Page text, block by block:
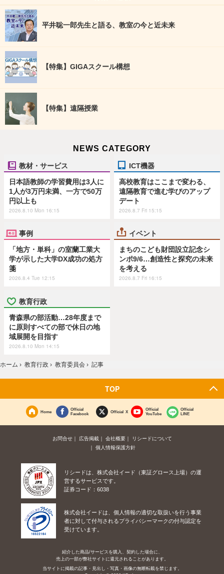
平井聡一郎先生と語る、教室の今と近未来
【特集】GIGAスクール構想
【特集】遠隔授業
NEWS CATEGORY
教材・サービス
日本語教師の学習費用は3人に
1人が3万円未満、一方で50万
円以上も
2026.8.10 Mon 16:15
ICT機器
高校教育はここまで変わる、
遠隔教育で進む学びのアップ
デート
2026.8.7 Fri 15:15
事例
「地方・単科」の室蘭工業大
学が示した大学DX成功の処方
箋
2026.8.4 Tue 12:15
イベント
まちのこども財団設立記念シ
ンポ9/6…創造性と探究の未来
を考える
2026.8.7 Fri 16:15
教育行政
青森県の部活動…28年度まで
に原則すべての部で休日の地
域展開を目指す
2026.8.10 Mon 14:15
ホーム › 教育行政 › 教育委員会 › 記事
TOP
Home
Official
Facebook
Official X
Official
YouTube
Official
LINE
お問合せ 広告掲載 会社概要
リシードについて
個人情報保護方針
リシードは、株式会社イード（東証グロース上場）の運
営するサービスです。
証券コード：6038
株式会社イードは、個人情報の適切な取扱いを行う事業
者に対して付与されるプライバシーマークの付与認定を
受けています。
紹介した商品/サービスを購入、契約した場合に、
売上の一部が弊社サイトに還元されることがあります。
当サイトに掲載の記事・見出し・写真・画像の無断転載を禁じます。